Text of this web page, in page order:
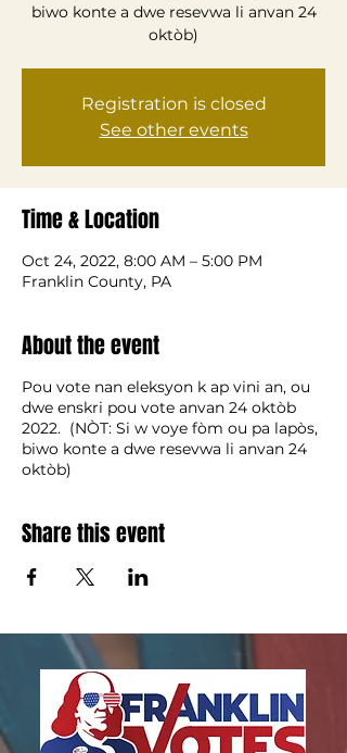
biwo konte a dwe resevwa li anvan 24
oktòb)
Registration is closed
See other events
Time & Location
Oct 24, 2022, 8:00 AM – 5:00 PM
Franklin County, PA
About the event
Pou vote nan eleksyon k ap vini an, ou
dwe enskri pou vote anvan 24 oktòb
2022. (NÒT: Si w voye fòm ou pa lapòs,
biwo konte a dwe resevwa li anvan 24
oktòb)
Share this event